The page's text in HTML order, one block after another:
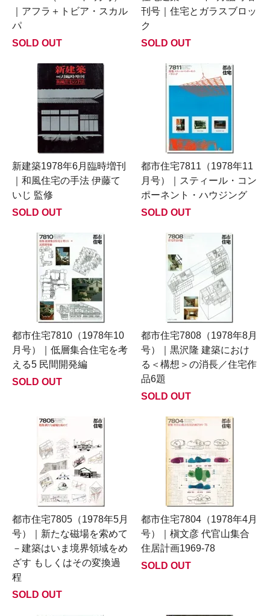
｜アフラ＋トビア・スカル
パ
SOLD OUT
刊号｜住宅とガラスブロッ
ク
SOLD OUT
新建築1978年6月臨時増刊
｜和風住宅の手法 伊藤て
いじ 監修
SOLD OUT
都市住宅7811（1978年11
月号）｜スティール・コン
ポーネント・ハウジング
SOLD OUT
都市住宅7810（1978年10
月号）｜低層集合住宅を考
える5 民間開発編
SOLD OUT
都市住宅7808（1978年8月
号）｜黒沢隆 建築におけ
る＜構想＞の消長／住宅作
品6題
SOLD OUT
都市住宅7805（1978年5月
号）｜新たな磁場を索めて
－建築はいま境界領域をめ
ざす もしくはその変換過
程
SOLD OUT
都市住宅7804（1978年4月
号）｜槇文彦 代官山集合
住居計画1969-78
SOLD OUT